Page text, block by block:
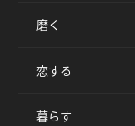
磨く
恋する
暮らす